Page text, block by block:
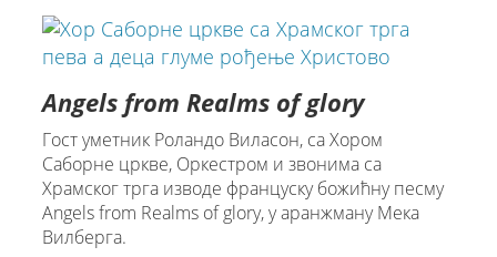
Аngels from Realms of glory
Гост уметник Роландо Виласон, са Хором
Саборне цркве, Оркестром и звонима са
Храмског трга изводе француску божићну песму
Angels from Realms of glory, у аранжману Мека
Вилберга.